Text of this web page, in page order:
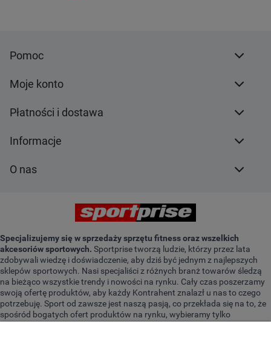
Pomoc
Moje konto
Płatności i dostawa
Informacje
O nas
Specjalizujemy się w sprzedaży sprzętu fitness oraz wszelkich
akcesoriów sportowych. Sportprise tworzą ludzie, którzy przez lata
zdobywali wiedzę i doświadczenie, aby dziś być jednym z najlepszych
sklepów sportowych. Nasi specjaliści z różnych branż towarów śledzą
na bieżąco wszystkie trendy i nowości na rynku. Cały czas poszerzamy
swoją ofertę produktów, aby każdy Kontrahent znalazł u nas to czego
potrzebuję. Sport od zawsze jest naszą pasją, co przekłada się na to, że
spośród bogatych ofert produktów na rynku, wybieramy tylko
najwyższej jakości sprzęt. Jesteśmy do Twojej dyspozycji. Z produktami